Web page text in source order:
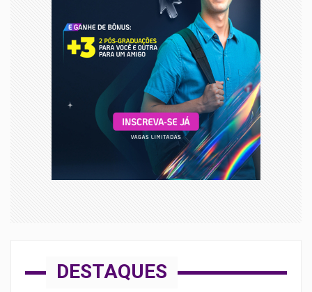
DESTAQUES